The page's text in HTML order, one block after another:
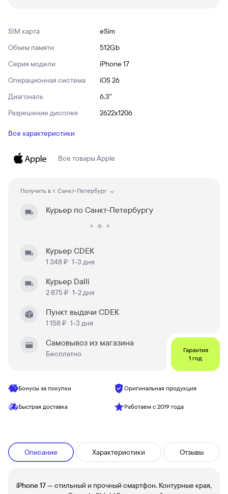
SIM карта
eSim
Объем памяти
512Gb
Серия модели
iPhone 17
Операционная система
iOS 26
Диагональ
6.3"
Разрешение дисплея
2622x1206
Все характеристики
Все товарыApple
Получить в г. Санкт-Петербург
Курьер по Санкт-Петербургу
Курьер CDEK
1 348 ₽ 1-3 дня
Курьер Dalli
2 875 ₽ 1-2 дня
Пункт выдачи CDEK
1 158 ₽ 1-3 дня
Самовывоз из магазина
Бесплатно
Гарантия
1 год
Бонусы за покупки Оригинальная продукция
Быстрая доставка Работаем с 2019 года
Описание Характеристики Отзывы
iPhone 17— стильный и прочный смартфон. Контурные края,